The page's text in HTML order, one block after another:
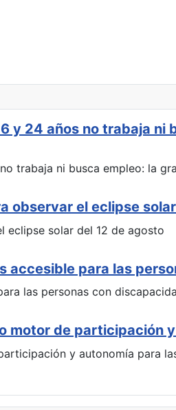
y 24 años no trabaja
observar el eclipse
accesible para las
motor de participación